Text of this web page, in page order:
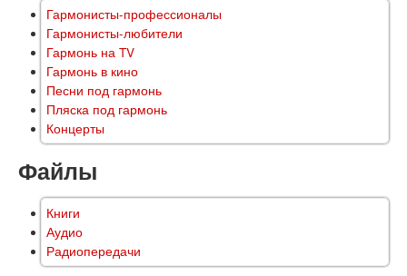
Гармонисты-профессионалы
Гармонисты-любители
Гармонь на TV
Гармонь в кино
Песни под гармонь
Пляска под гармонь
Концерты
Файлы
Книги
Аудио
Радиопередачи